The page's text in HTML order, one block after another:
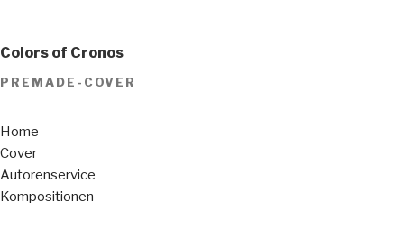
Colors of Cronos
PREMADE-COVER
Home
Cover
Autorenservice
Kompositionen